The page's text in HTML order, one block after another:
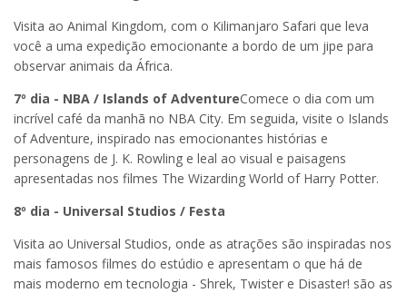
Visita ao Animal Kingdom, com o Kilimanjaro Safari que leva
você a uma expedição emocionante a bordo de um jipe para
observar animais da África.
7º dia - NBA / Islands of AdventureComece o dia com um
incrível café da manhã no NBA City. Em seguida, visite o Islands
of Adventure, inspirado nas emocionantes histórias e
personagens de J. K. Rowling e leal ao visual e paisagens
apresentadas nos filmes The Wizarding World of Harry Potter.
8º dia - Universal Studios / Festa
Visita ao Universal Studios, onde as atrações são inspiradas nos
mais famosos filmes do estúdio e apresentam o que há de
mais moderno em tecnologia - Shrek, Twister e Disaster! são as